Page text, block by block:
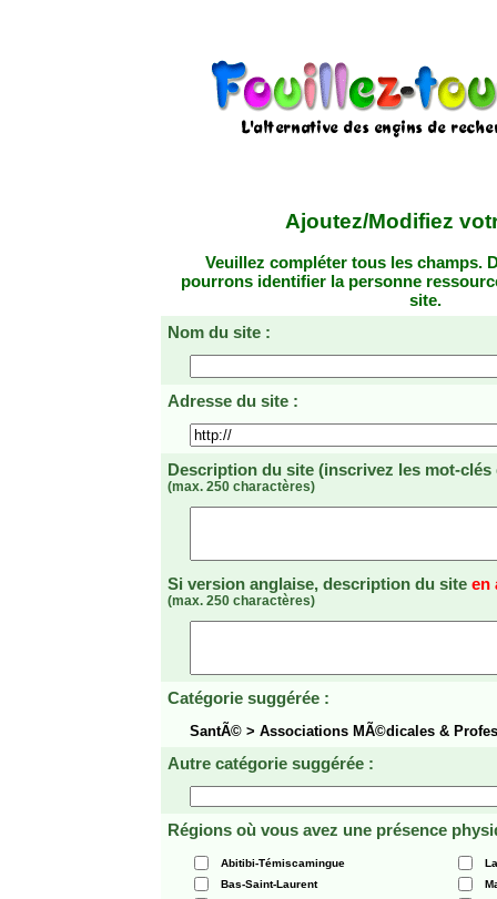
Ajoutez/Modifiez
Veuillez compléter tous les champs.
pourrons identifier la personne
site.
Nom du site :
Adresse du site :
Description du site (inscrivez les mot-
(max. 250 charactères)
Si version anglaise, description du site en
(max. 250 charactères)
Catégorie suggérée :
SantÃ© > Associations MÃ©dicales &
Autre catégorie suggérée :
Régions où vous avez une présence
Abitibi-Témiscamingue
Bas-Saint-Laurent